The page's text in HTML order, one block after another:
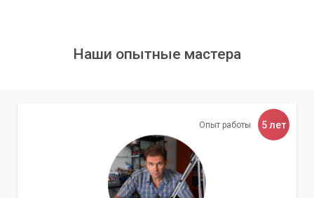
Мутация и обновление:Эти вирусы постоянно
«Для эффективной борьбы с руткитами и
буткитами требуется более глубокий анализ и
специализированные инструменты.»
Наши опытные мастера
Опыт работы 5 лет